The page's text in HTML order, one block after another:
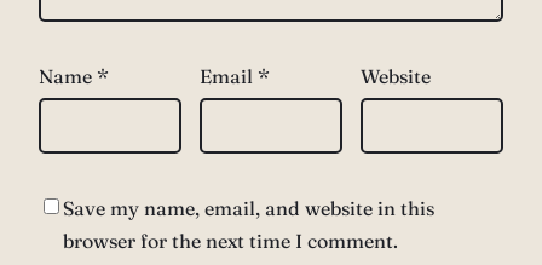
Name * Email * Website
Save my name, email, and website in this
browser for the next time I comment.